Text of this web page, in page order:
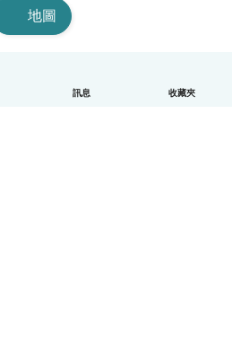
訊息 收藏夾
地圖